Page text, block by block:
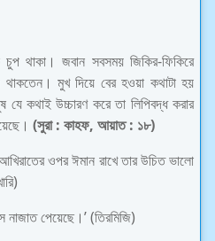
চুপ থাকা। জবান সবসময় জিকির-ফিকিরে
মুখ দিয়ে বের হওয়া কথাটা হয়
যে কথাই উচ্চারণ করে তা লিপিবদ্ধ করার
(সুরা : কাহফ, আয়াত : ১৮)
ওপর ঈমান রাখে তার উচিত ভালো
পেয়েছে।’ (তিরমিজি)